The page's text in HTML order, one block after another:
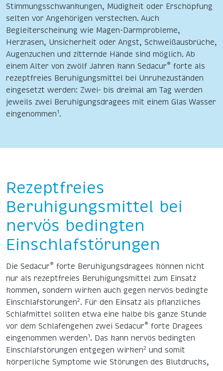
Stimmungsschwankungen, Müdigkeit oder Erschöpfung
selten vor Angehörigen verstecken. Auch
Begleiterscheinung wie Magen-Darmprobleme,
Herzrasen, Unsicherheit oder Angst, Schweißausbrüche,
Augenzucken und zitternde Hände sind möglich. Ab
einem Alter von zwölf Jahren kann Sedacur® forte als
rezeptfreies Beruhigungsmittel bei Unruhezuständen
eingesetzt werden: Zwei- bis dreimal am Tag werden
jeweils zwei Beruhigungsdragees mit einem Glas Wasser
eingenommen1.
Rezeptfreies
Beruhigungsmittel bei
nervös bedingten
Einschlafstörungen
Die Sedacur® forte Beruhigungsdragees können nicht
nur als rezeptfreies Beruhigungsmittel zum Einsatz
kommen, sondern wirken auch gegen nervös bedingte
Einschlafstörungen2. Für den Einsatz als pflanzliches
Schlafmittel sollten etwa eine halbe bis ganze Stunde
vor dem Schlafengehen zwei Sedacur® forte Dragees
eingenommen werden1. Das kann nervös bedingten
Einschlafstörungen entgegen wirken2 und somit
körperliche Symptome wie Störungen des Blutdrucks,